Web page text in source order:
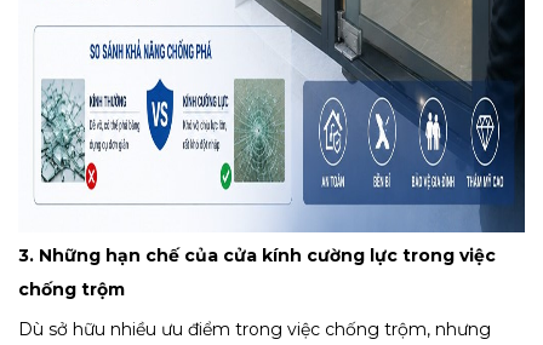
3. Những hạn chế của cửa kính cường lực trong việc
chống trộm
Dù sở hữu nhiều ưu điểm trong việc chống trộm, nhưng